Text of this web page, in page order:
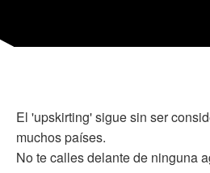
El 'upskirting' sigue sin ser
muchos países.
No te calles delante de ninguna